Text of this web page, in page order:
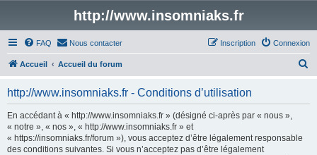
http://www.insomniaks.fr
FAQ Nous contacter Connexion
Inscription
Accueil Accueil du forum
http://www.insomniaks.fr - Conditions d’utilisation
En accédant à « http://www.insomniaks.fr » (désigné ci-après par « nous »,
« notre », « nos », « http://www.insomniaks.fr » et
« https://insomniaks.fr/forum »), vous acceptez d’être légalement responsable
des conditions suivantes. Si vous n’acceptez pas d’être légalement